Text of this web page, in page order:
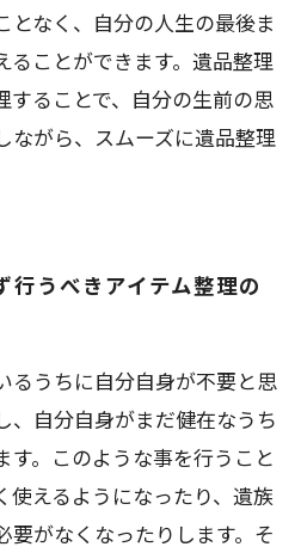
となく、自分の人生の最後ま
ることができます。遺品整理
することで、自分の生前の思
ながら、スムーズに遺品整理
行うべきアイテム整理の
るうちに自分自身が不要と思
、自分自身がまだ健在なうち
す。このような事を行うこと
使えるようになったり、遺族
要がなくなったりします。そ